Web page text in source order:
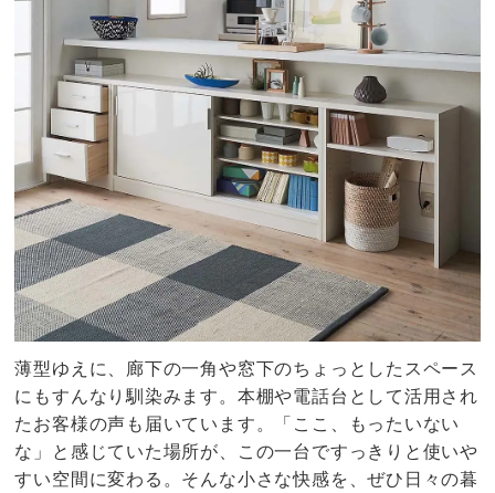
薄型ゆえに、廊下の一角や窓下のちょっとしたスペース
にもすんなり馴染みます。本棚や電話台として活用され
たお客様の声も届いています。「ここ、もったいない
な」と感じていた場所が、この一台ですっきりと使いや
すい空間に変わる。そんな小さな快感を、ぜひ日々の暮